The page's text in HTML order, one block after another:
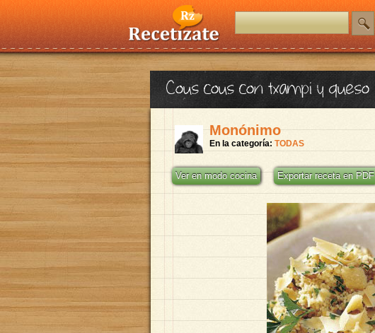
Cous cous con txampi y queso
Monónimo
En la categoría: TODAS
Ver en modo cocina Exportar receta en PDF